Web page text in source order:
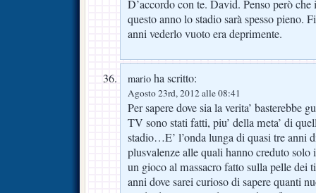
D’accordo con te. David. Penso però
questo anno lo stadio sarà spesso pieno.
anni vederlo vuoto era deprimente.
mario ha scritto:
Agosto 23rd, 2012 alle 08:41
Per sapere dove sia la verita’ basterebbe
TV sono stati fatti, piu’ della meta’ di
stadio…E’ l’onda lunga di quasi tre anni
plusvalenze alle quali hanno creduto
un gioco al massacro fatto sulla pelle dei
anni dove sarei curioso di sapere quanti